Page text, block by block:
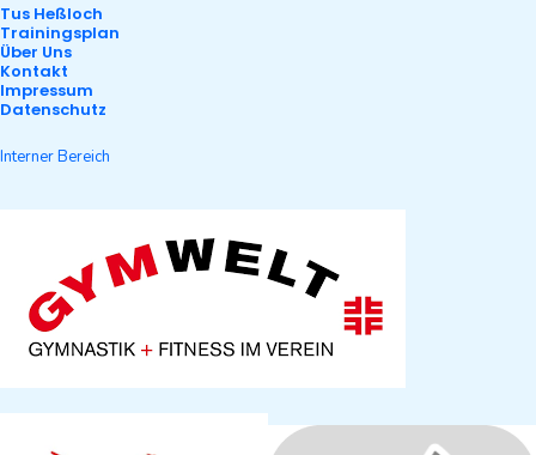
Tus Heßloch
Trainingsplan
Über Uns
Kontakt
Impressum
Datenschutz
Interner Bereich